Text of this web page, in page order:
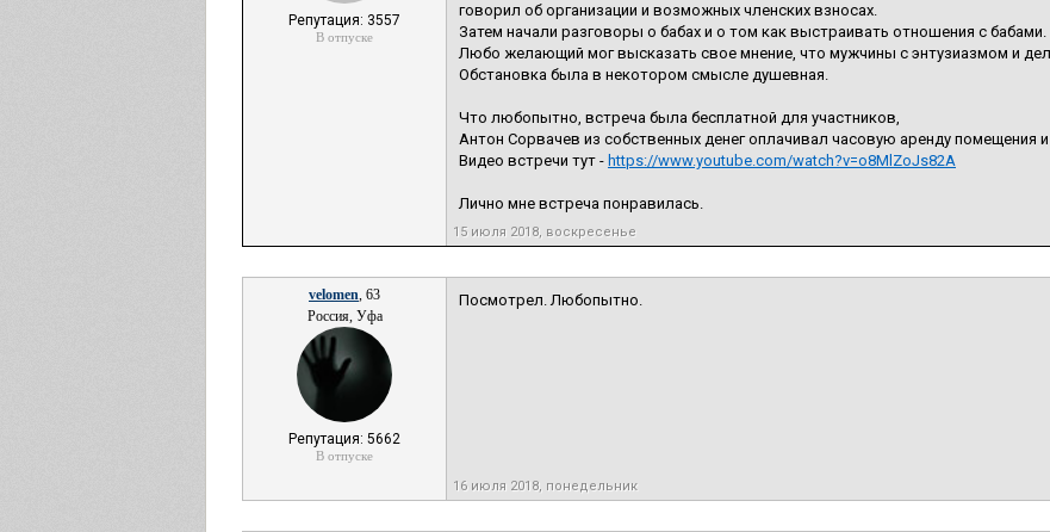
Репутация: 3557
В отпуске
говорил об организации и возможных членских взносах.
Затем начали разговоры о бабах и о том как выстраивать отношения с бабами.
Любо желающий мог высказать свое мнение, что мужчины с энтузиазмом и
Обстановка была в некотором смысле душевная.
Что любопытно, встреча была бесплатной для участников,
Антон Сорвачев из собственных денег оплачивал часовую аренду помещения
Видео встречи тут - https://www.youtube.com/watch?v=o8MlZoJs82A
Лично мне встреча понравилась.
15 июля 2018, воскресенье
velomen, 63
Россия, Уфа
Репутация: 5662
В отпуске
Посмотрел. Любопытно.
16 июля 2018, понедельник